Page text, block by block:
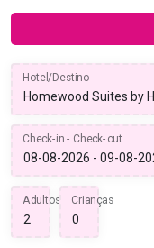
Hotel/Destino
Check-in - Check-out
Adultos Crianças